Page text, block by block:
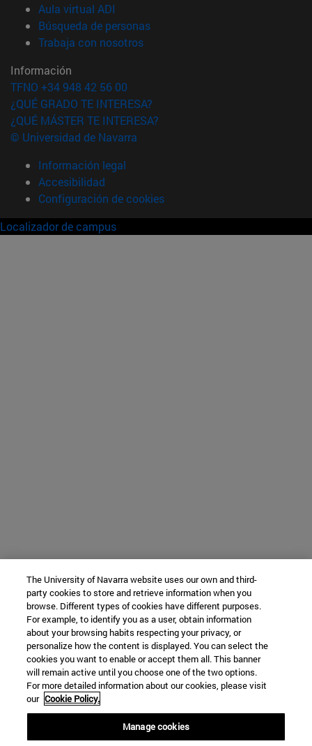
Aula virtual ADI
Búsqueda de personas(abre en nueva ventana)
Trabaja con nosotros(abre en nueva ventana)
Información
TFNO +34 948 42 56 00
¿QUÉ GRADO TE INTERESA?
¿QUÉ MÁSTER TE INTERESA?
© Universidad de Navarra
Información legal
Accesibilidad
Configuración de cookies
Localizador de campus
The University of Navarra website uses our own and third-
party cookies to store and retrieve information when you
browse. Different types of cookies have different purposes.
For example, to identify you as a user, obtain information
about your browsing habits respecting your privacy, or
personalize how the content is displayed. You can select the
cookies you want to enable or accept them all. This banner
will remain active until you choose one of the two options.
For more detailed information about our cookies, please visit
our Cookie Policy.
Manage cookies